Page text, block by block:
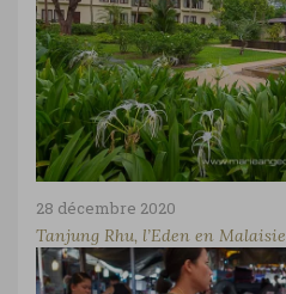
28 décembre 2020
Tanjung Rhu, l’Eden en Malaisie